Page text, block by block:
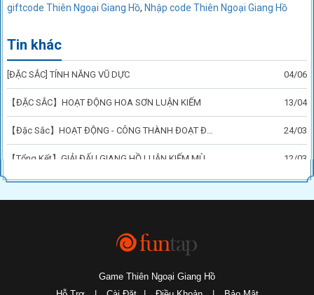
giftcode Thiên Ngoại Giang Hồ, Nhập code Thiên Ngoại Giang Hồ
Tin khác
[ĐẶC SẮC] TÍNH NĂNG VŨ DỰC 04/06
【ĐẶC SẮC】HOẠT ĐỘNG HOA SƠN LUẬN KIẾM 13/04
【Đặc Sắc】HOẠT ĐỘNG - CÔNG THÀNH ĐOẠT ĐẤT 24/03
12/03
Game Thiên Ngoại Giang Hồ